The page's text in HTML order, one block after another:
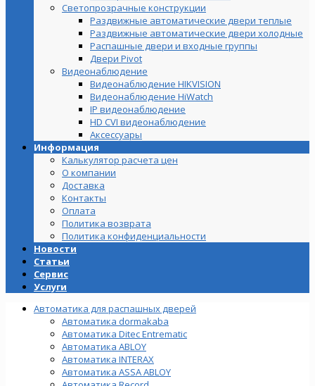
Светопрозрачные конструкции
Раздвижные автоматические двери теплые
Раздвижные автоматические двери холодные
Распашные двери и входные группы
Двери Pivot
Видеонаблюдение
Видеонаблюдение HIKVISION
Видеонаблюдение HiWatch
IP видеонаблюдение
HD CVI видеонаблюдение
Аксессуары
Информация
Калькулятор расчета цен
О компании
Доставка
Контакты
Оплата
Политика возврата
Политика конфиденциальности
Новости
Статьи
Сервис
Услуги
Автоматика для распашных дверей
Автоматика dormakaba
Автоматика Ditec Entrematic
Автоматика ABLOY
Автоматика INTERAX
Автоматика ASSA ABLOY